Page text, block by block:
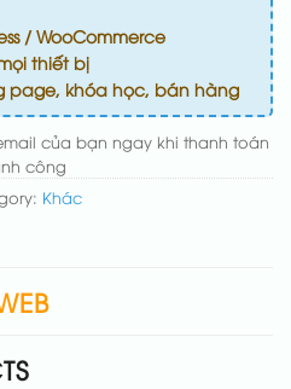
/ WooCommerce
thiết bị
page, khóa học, bán hàng
của bạn ngay khi thanh toán
công
Khác